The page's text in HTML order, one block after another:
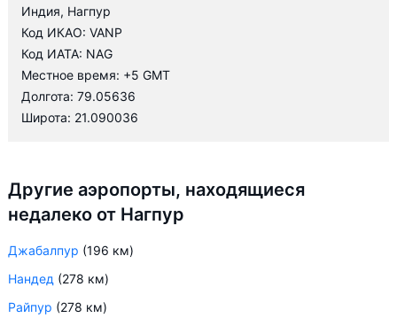
Индия, Нагпур
Код ИКАО: VANP
Код ИАТА: NAG
Местное время: +5 GMT
Долгота: 79.05636
Широта: 21.090036
Другие аэропорты, находящиеся
недалеко от Нагпур
Джабалпур (196 км)
Нандед (278 км)
Райпур (278 км)